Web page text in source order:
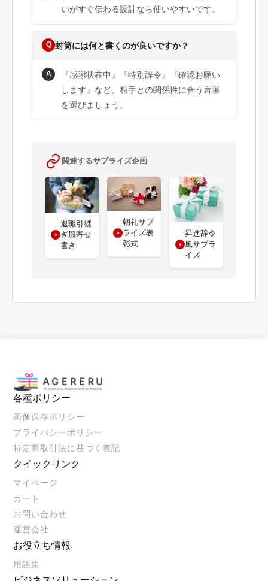
いがすぐ伝わる設計なら使いやすいです。
Q 封筒には何と書くのが良いですか？
A
『感謝状在中』『特別辞令』『確認お願い
します』など、相手との関係性に合う言葉
を選びましょう。
関連するサプライズ企画
退職引継
ぎ風寄せ
書き
朝礼サプ
ライズ表
彰式
昇進辞令
風サプラ
イズ
各種ポリシー
画像保存ポリシー
プライバシーポリシー
特定商取引法に基づく表記
クイックリンク
マイページ
カート
お問い合わせ
運営会社
お役立ち情報
用語集